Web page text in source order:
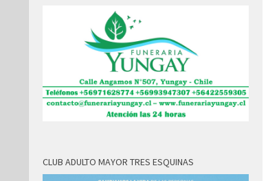
CLUB ADULTO MAYOR TRES ESQUINAS